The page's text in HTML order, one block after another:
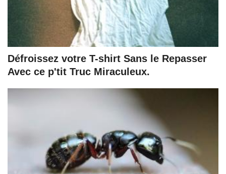
Défroissez votre T-shirt Sans le Repasser
Avec ce p'tit Truc Miraculeux.